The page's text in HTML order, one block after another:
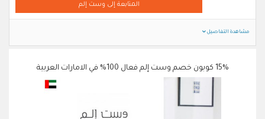
المتابعة إلى وست إلم
مشاهدة التفاصيل
15% كوبون خصم وست إلم فعال 100% في الامارات العربية